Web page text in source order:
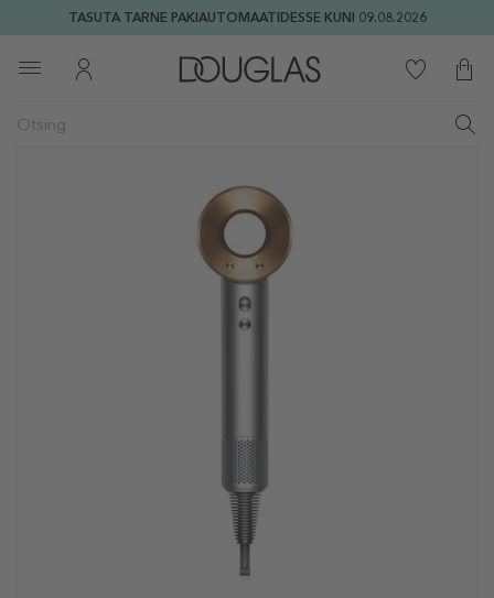
TASUTA TARNE PAKIAUTOMAATIDESSE KUNI 09.08.2026